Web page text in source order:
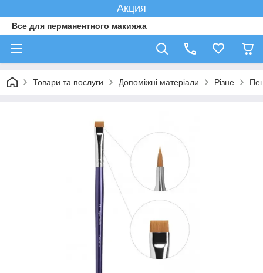
Акция
Все для перманентного макияжа
Товари та послуги Допоміжні матеріали Різне